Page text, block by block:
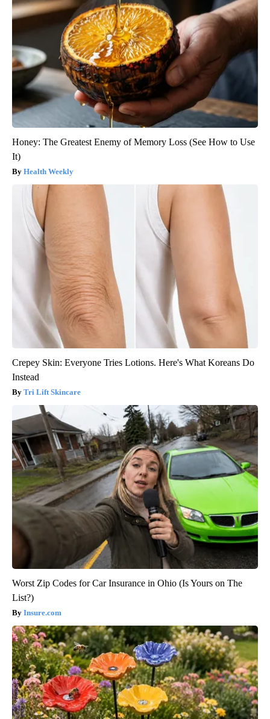
Honey: The Greatest Enemy of Memory Loss (See How to Use
It)
Health Weekly
Crepey Skin: Everyone Tries Lotions. Here's What Koreans Do
Instead
Tri Lift Skincare
Worst Zip Codes for Car Insurance in Ohio (Is Yours on The
List?)
Insure.com